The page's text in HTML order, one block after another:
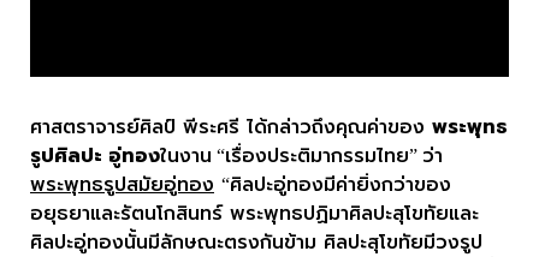
ศาสตราจารย์ศิลป์ พีระศรี ได้กล่าวถึงคุณค่าของ พระพุทธ
รูปศิลปะ อู่ทองในงาน “เรื่องประติมากรรมไทย” ว่า
พระพุทธรูปสมัยอู่ทอง “ศิลปะอู่ทองมีค่ายิ่งกว่าของ
อยุธยาและรัตนโกสินทร์ พระพุทธปฏิมาศิลปะสุโขทัยและ
ศิลปะอู่ทองนั้นมีลักษณะตรงกันข้าม ศิลปะสุโขทัยมีวงรูป